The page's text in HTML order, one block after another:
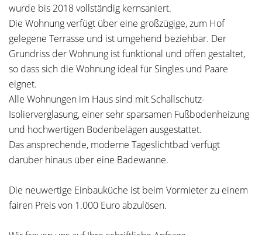
wurde bis 2018 vollständig kernsaniert.
Die Wohnung verfügt über eine großzügige, zum Hof
gelegene Terrasse und ist umgehend beziehbar. Der
Grundriss der Wohnung ist funktional und offen gestaltet,
so dass sich die Wohnung ideal für Singles und Paare
eignet.
Alle Wohnungen im Haus sind mit Schallschutz-
Isolierverglasung, einer sehr sparsamen Fußbodenheizung
und hochwertigen Bodenbelägen ausgestattet.
Das ansprechende, moderne Tageslichtbad verfügt
darüber hinaus über eine Badewanne.
Die neuwertige Einbauküche ist beim Vormieter zu einem
fairen Preis von 1.000 Euro abzulösen.